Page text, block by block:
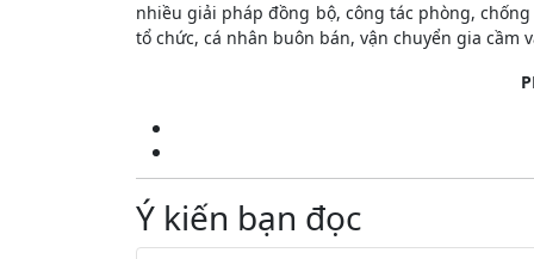
nhiều giải pháp đồng bộ, công tác phòng,
tổ chức, cá nhân buôn bán, vận chuyển gia cầm
Ý kiến bạn đọc